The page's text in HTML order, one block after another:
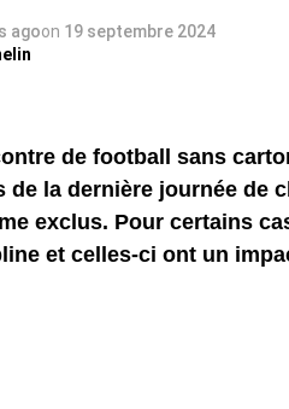
agoon 19 septembre 2024
de football sans
de la dernière journée de
exclus. Pour certains
et celles-ci ont un